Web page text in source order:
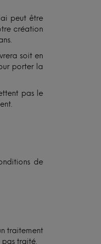
peut être
création
soit en
porter la
pas le
de
traitement
pas traité.